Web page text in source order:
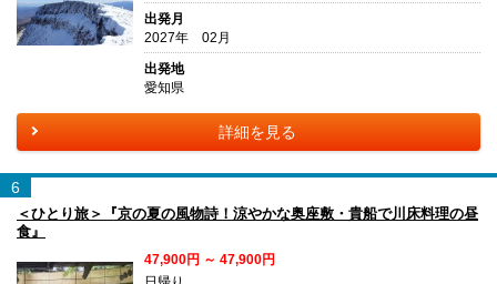
出発月
2027年 02月
出発地
愛知県
詳細を見る
6
＜ひとり旅＞『京の夏の風物詩！涼やかな奥座敷・貴船で川床料理の昼
食』
47,900円 ～ 47,900円